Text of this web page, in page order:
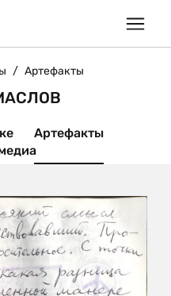
/ Артефакты
Артефакты